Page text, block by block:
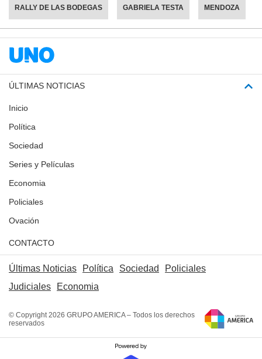
RALLY DE LAS BODEGAS GABRIELA TESTA MENDOZA
ÚLTIMAS NOTICIAS
Inicio
Política
Sociedad
Series y Películas
Economia
Policiales
Ovación
CONTACTO
Últimas Noticias Política Sociedad
Policiales
Judiciales
Economia
© Copyright 2026 GRUPO AMERICA – Todos los derechos
reservados